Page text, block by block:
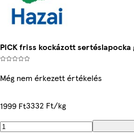
PICK friss kockázott sertéslapocka
Még nem érkezett értékelés
1999 Ft3332 Ft/kg